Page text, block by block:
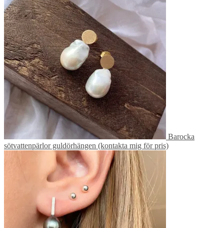
Barocka
sötvattenpärlor guldörhängen (kontakta mig för pris)